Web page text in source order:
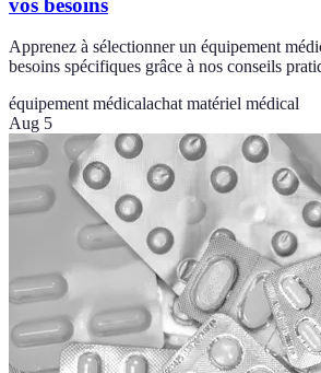
vos besoins
Apprenez à sélectionner un équipement
besoins spécifiques grâce à nos conseils
équipement médicalachat matériel médical
Aug 5